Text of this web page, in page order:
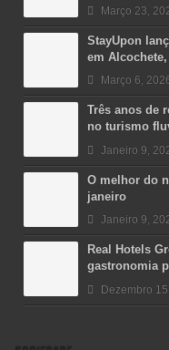
Março 23,
StayUpon
em
Março 6,
Três anos de
no turismo
Janeiro 9,
O melhor do
janeiro
Janeiro 9,
Real Hotels
gastronomia
Dezembro